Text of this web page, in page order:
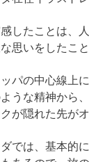
したことは、
思いをしたこ
パの中心線上
うな精神から
が隠れた先が
では、基本的